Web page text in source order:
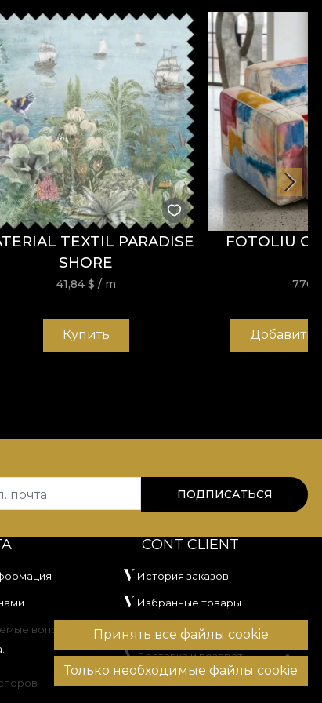
TEXTIL PARADISE
SHORE
41,84 $ / m
Купить
FOTOLIU
Добавить
Принять все файлы cookie
Только необходимые файлы cookie
почта ПОДПИСАТЬСЯ
вопросы
CONT CLIENT
История заказов
Избранные товары
Способы оплаты
Доставка и возврат